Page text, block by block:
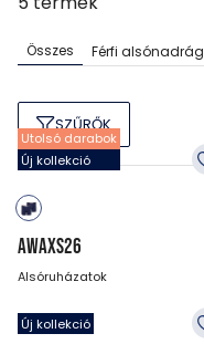
Összes Férfi alsónadrág
SZŰRŐK
Utolsó darabok
Új kollekció
AWAXS26
Alsóruházatok
6 990Ft
Új kollekció